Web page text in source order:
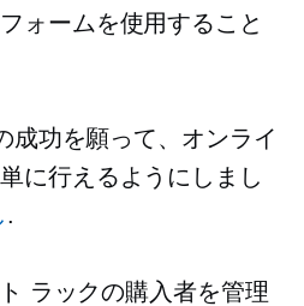
ォームを使用すること
成功を願って、オンライ
に行えるようにしまし
.
ラックの購入者を管理